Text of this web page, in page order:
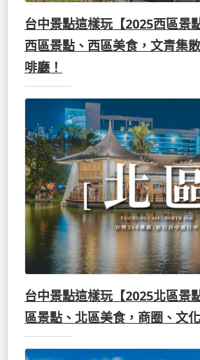
台中景點這樣玩【2025西區景
西區景點、西區美食，文青集
啡廳！
台中景點這樣玩【2025北區景
區景點、北區美食，商圈、文